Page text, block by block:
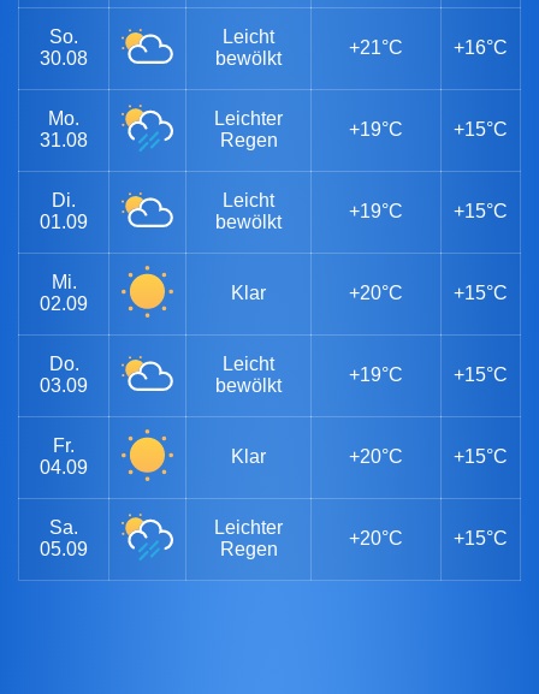
So.
30.08
Leicht
bewölkt
+21°C +16°C
Mo.
31.08
Leichter
Regen
+19°C +15°C
Di.
01.09
Leicht
bewölkt
+19°C +15°C
Mi.
02.09
Klar +20°C +15°C
Do.
03.09
Leicht
bewölkt
+19°C +15°C
Fr.
04.09
Klar +20°C +15°C
Sa.
05.09
Leichter
Regen
+20°C +15°C